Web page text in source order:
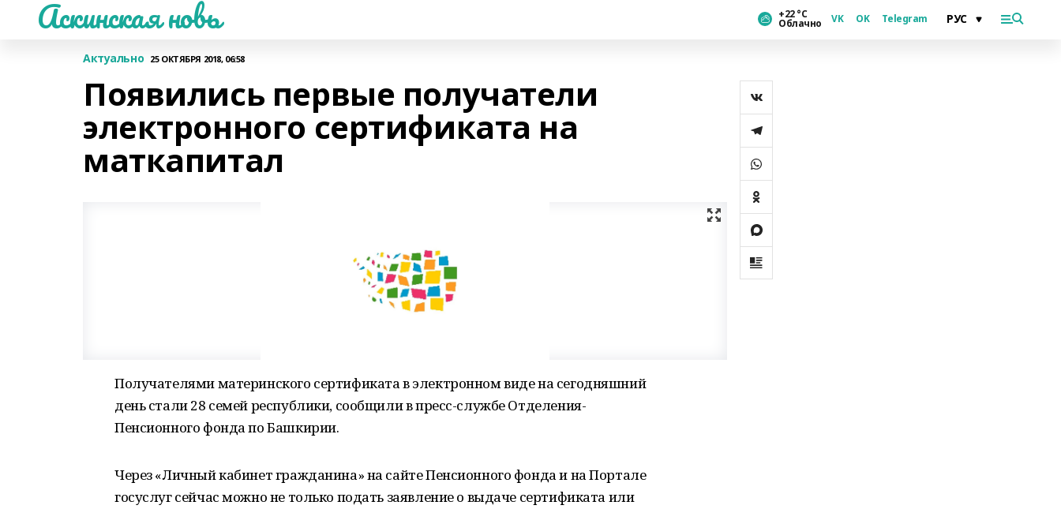
Аскинская новь +22 °С
Облачно VK OK Telegram
Актуально 25 ОКТЯБРЯ 2018, 06:58
Появились первые получатели
электронного сертификата на
маткапитал
Получателями материнского сертификата в электронном виде на сегодняшний
день стали 28 семей республики, сообщили в пресс-службе Отделения-
Пенсионного фонда по Башкирии.
Через «Личный кабинет гражданина» на сайте Пенсионного фонда и на Портале
госуслуг сейчас можно не только подать заявление о выдаче сертификата или